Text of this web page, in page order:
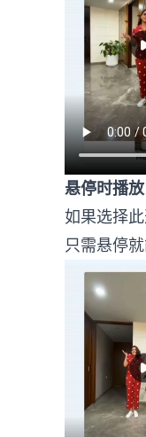
悬停时播放
如果选择
只需悬停就